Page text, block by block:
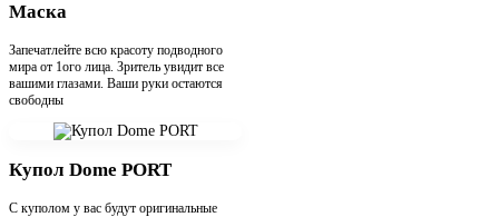
Маска
Запечатлейте всю красоту подводного
мира от 1ого лица. Зритель увидит все
вашими глазами. Ваши руки остаются
свободны
Купол Dome PORT
С куполом у вас будут оригинальные